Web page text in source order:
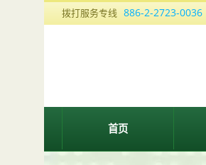
拨打服务专线 886-2-2723-0036
首页